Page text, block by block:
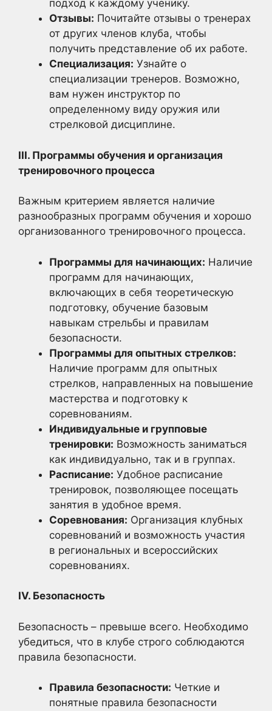
подход к каждому ученику.
Отзывы: Почитайте отзывы о тренерах
от других членов клуба, чтобы
получить представление об их работе.
Специализация: Узнайте о
специализации тренеров. Возможно,
вам нужен инструктор по
определенному виду оружия или
стрелковой дисциплине.
III. Программы обучения и организация
тренировочного процесса
Важным критерием является наличие
разнообразных программ обучения и хорошо
организованного тренировочного процесса.
Программы для начинающих: Наличие
программ для начинающих,
включающих в себя теоретическую
подготовку, обучение базовым
навыкам стрельбы и правилам
безопасности.
Программы для опытных стрелков:
Наличие программ для опытных
стрелков, направленных на повышение
мастерства и подготовку к
соревнованиям.
Индивидуальные и групповые
тренировки: Возможность заниматься
как индивидуально, так и в группах.
Расписание: Удобное расписание
тренировок, позволяющее посещать
занятия в удобное время.
Соревнования: Организация клубных
соревнований и возможность участия
в региональных и всероссийских
соревнованиях.
IV. Безопасность
Безопасность – превыше всего. Необходимо
убедиться, что в клубе строго соблюдаются
правила безопасности.
Правила безопасности: Четкие и
понятные правила безопасности